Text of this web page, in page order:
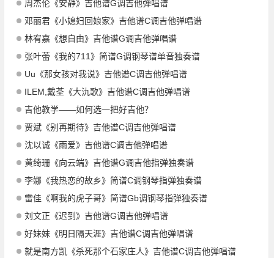
周杰伦《安静》吉他谱G调吉他弹唱谱
邓丽君《小媳妇回娘家》吉他谱C调吉他弹唱谱
林宥嘉《想自由》吉他谱G调吉他弹唱谱
张叶蕾《我的711》简谱G调钢琴谱单音独奏谱
Uu《那女孩对我说》吉他谱C调吉他弹唱谱
ILEM,戴荃《大氿歌》吉他谱C调吉他弹唱谱
吉他教学——如何选一把好吉他？
贾斌《别再期待》吉他谱C调吉他弹唱谱
沈以诚《雨爱》吉他谱C调吉他弹唱谱
黄绮珊《向云端》吉他谱G调吉他指弹独奏谱
李娜《我热恋的故乡》简谱C调钢琴指弹独奏谱
雷佳《啊我的虎子哥》简谱Gb调钢琴指弹独奏谱
刘文正《迟到》吉他谱G调吉他弹唱谱
好妹妹《明日隔天涯》吉他谱C调吉他弹唱谱
就是南方凯《杀死那个石家庄人》吉他谱C调吉他弹唱谱